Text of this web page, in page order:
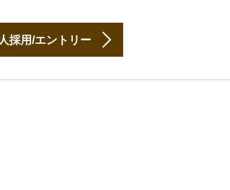
採用/エントリー